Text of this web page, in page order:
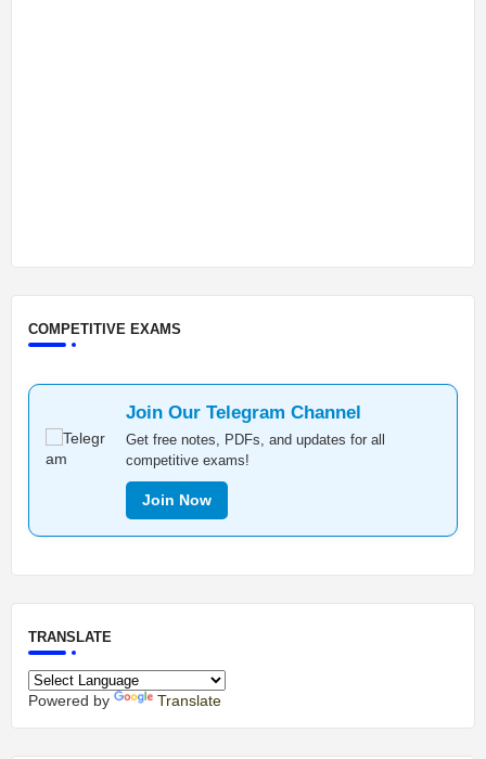
COMPETITIVE EXAMS
Join Our Telegram Channel
Get free notes, PDFs, and updates for all
competitive exams!
Join Now
TRANSLATE
Powered by Translate